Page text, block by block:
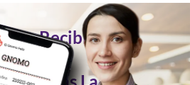
Recibir Tus
Pedidos
de las Largas